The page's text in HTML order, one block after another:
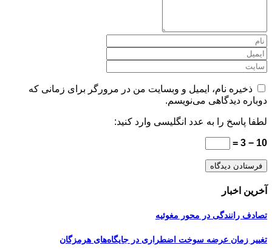
ذخیره نام، ایمیل و وبسایت من در مرورگر برای زمانی که
دوباره دیدگاهی می‌نویسم.
لطفا پاسخ را به عدد انگلیسی وارد کنید:
10 − 3 =
آخرین اخبار
تصادف رانندگی در محور مغوئیه
تغییر زمان عرضه سوخت اضطراری در جایگاه‌های هرمزگان